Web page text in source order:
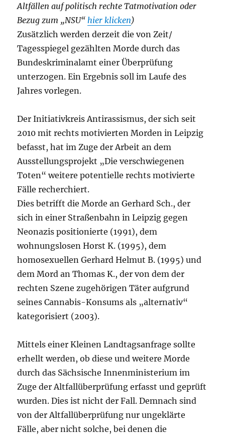
Altfällen auf politisch rechte Tatmotivation oder
Bezug zum „NSU“ hier klicken)
Zusätzlich werden derzeit die von Zeit/
Tagesspiegel gezählten Morde durch das
Bundeskriminalamt einer Überprüfung
unterzogen. Ein Ergebnis soll im Laufe des
Jahres vorlegen.
Der Initiativkreis Antirassismus, der sich seit
2010 mit rechts motivierten Morden in Leipzig
befasst, hat im Zuge der Arbeit an dem
Ausstellungsprojekt „Die verschwiegenen
Toten“ weitere potentielle rechts motivierte
Fälle recherchiert.
Dies betrifft die Morde an Gerhard Sch., der
sich in einer Straßenbahn in Leipzig gegen
Neonazis positionierte (1991), dem
wohnungslosen Horst K. (1995), dem
homosexuellen Gerhard Helmut B. (1995) und
dem Mord an Thomas K., der von dem der
rechten Szene zugehörigen Täter aufgrund
seines Cannabis-Konsums als „alternativ“
kategorisiert (2003).
Mittels einer Kleinen Landtagsanfrage sollte
erhellt werden, ob diese und weitere Morde
durch das Sächsische Innenministerium im
Zuge der Altfallüberprüfung erfasst und geprüft
wurden. Dies ist nicht der Fall. Demnach sind
von der Altfallüberprüfung nur ungeklärte
Fälle, aber nicht solche, bei denen die